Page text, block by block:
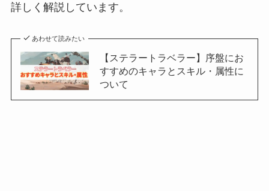
詳しく解説しています。
あわせて読みたい
【ステラートラベラー】序盤にお
すすめのキャラとスキル・属性に
ついて